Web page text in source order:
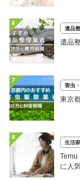
6
遺品
遺品
7
害虫
東京
8
生活
Temu
に人